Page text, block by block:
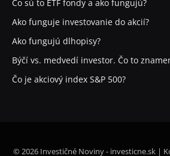
Čo sú to ETF fondy a ako fungujú?
Ako funguje investovanie do akcií?
Ako fungujú dlhopisy?
Býčí vs. medvedí investor. Čo to
Čo je akciový index S&P 500?
© 2026 Investičné Noviny - investicne.sk |